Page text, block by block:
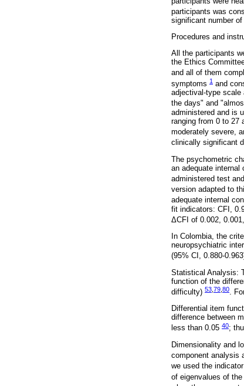
participants was
significant number
Procedures and
All the participants
the Ethics
and all of them
symptoms 1 and
adjectival-type scale
the days" and
administered and is
ranging from 0 to 27
moderately severe,
clinically significant
The psychometric
an adequate
administered test
version adapted to
adequate internal
fit indicators: CFI,
ΔCFI of 0.002,
In Colombia, the
neuropsychiatric
(95% CI, 0.880-
Statistical Analysis:
function of the
difficulty) 53 79 80.
Differential item
difference between
less than 0.05 40;
Dimensionality and
component analysis
we used the
of eigenvalues of